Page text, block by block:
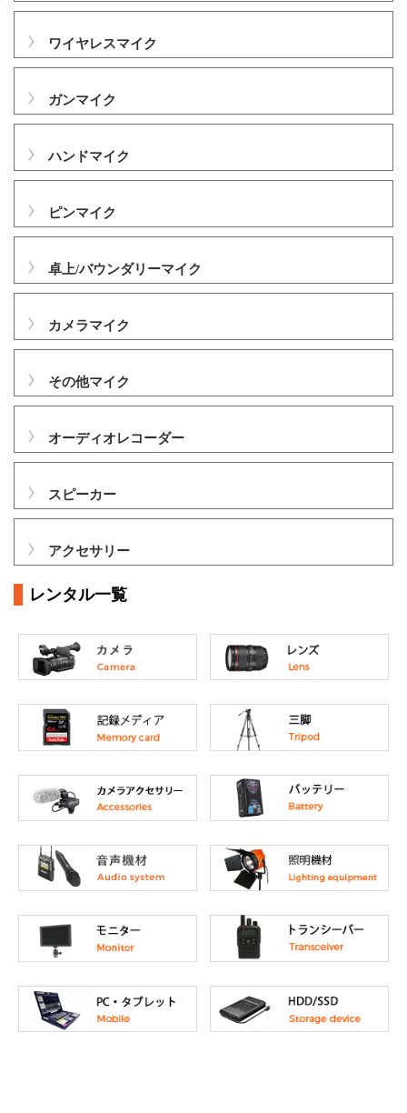
ワイヤレスマイク
ガンマイク
ハンドマイク
ピンマイク
卓上/バウンダリーマイク
カメラマイク
その他マイク
オーディオレコーダー
スピーカー
アクセサリー
レンタル一覧